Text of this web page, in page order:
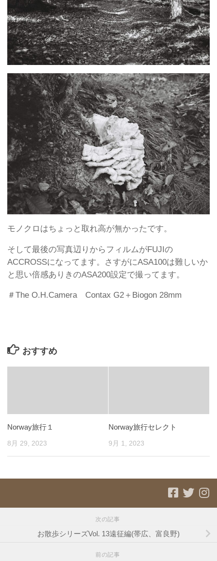
モノクロはちょっと取れ高が無かったです。
そして最後の写真辺りからフィルムがFUJIの
ACCROSSになってます。さすがにASA100は難しいか
と思い倍感ありきのASA200設定で撮ってます。
＃The O.H.Camera Contax G2＋Biogon 28mm
おすすめ
Norway旅行１
8月 29, 2023
Norway旅行セレクト
9月 1, 2023
次の記事
お散歩シリーズVol. 13遠征編(帯広、富良野)
前の記事